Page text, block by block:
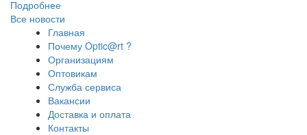
Подробнее
Все новости
Главная
Почему Optic@rt ?
Организациям
Оптовикам
Служба сервиса
Вакансии
Доставка и оплата
Контакты